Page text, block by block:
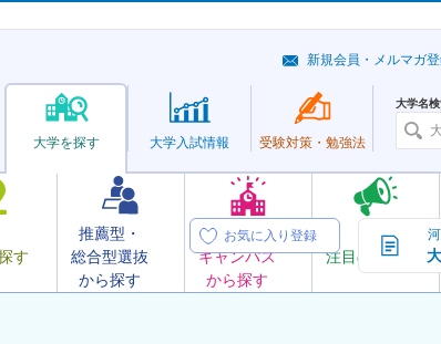
大学を探す
す
推薦型・
総合型選抜
から探す
オープン
キャンパス
から探す
注目の大学
大学入試情報 受験対策・ 勉強法
大学名
新規会員・メルマガ
お気に入り登録